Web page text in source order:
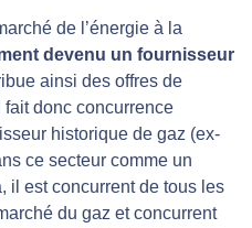
de l’énergie à la
devenu un fournisseur
ainsi des offres de
donc concurrence
historique de gaz (ex-
ce secteur comme un
il est concurrent de tous les
du gaz et concurrent